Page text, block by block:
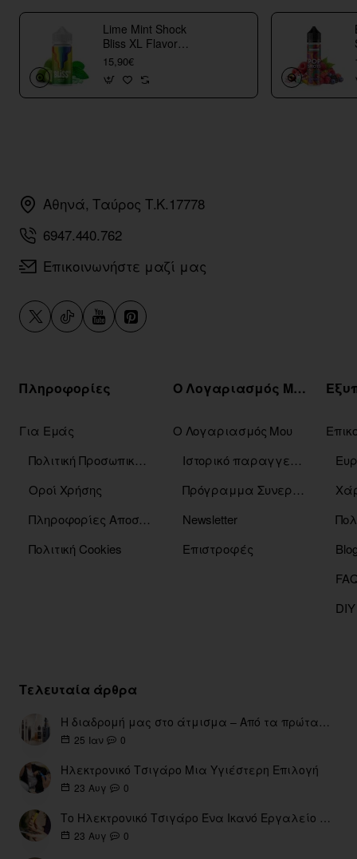
Lime Mint Shock
Bliss XL Flavor
Shots
15,90€
Αθηνά, Ταύρος Τ.Κ.17778
6947.440.762
Επικοινωνήστε μαζί μας
Πληροφορίες
Για Εμάς
Πολιτική Προσωπικών Δεδομένων
Οροί Χρήσης
Πληροφορίες Αποστόλης
Πολιτική Cookies
Ο Λογαριασμός Μου
Ο Λογαριασμός Μου
Ιστορικό παραγγελιών
Πρόγραμμα Συνεργατών
Newsletter
Επιστροφές
Τελευταία άρθρα
Η διαδρομή μας στο άτμισμα – Από τα πρώτα eGo έως τη σύγχρονη εποχή
25 Ιαν 0
Ηλεκτρονικό Τσιγάρο Μια Υγιέστερη Επιλογή
23 Αυγ 0
Το Ηλεκτρονικό Τσιγάρο Ένα Ικανό Εργαλείο για τη Διακοπή του Καπνίσματος
23 Αυγ 0